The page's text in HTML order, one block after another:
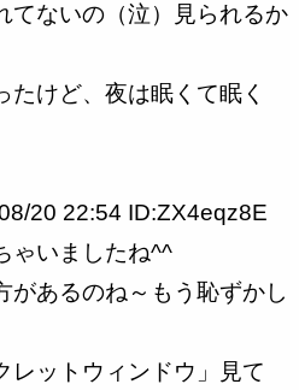
てないの（泣）見られるか
たけど、夜は眠くて眠く
08/20 22:54 ID:ZX4eqz8E
ゃいましたね^^
があるのね～もう恥ずかし
レットウィンドウ」見て